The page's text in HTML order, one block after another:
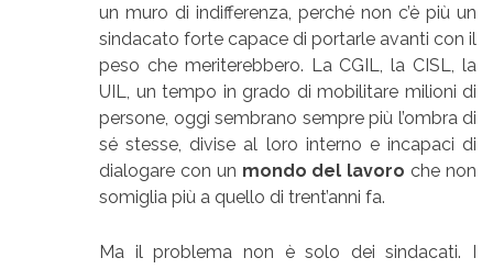
un muro di indifferenza, perché non c’è più un
sindacato forte capace di portarle avanti con il
peso che meriterebbero. La CGIL, la CISL, la
UIL, un tempo in grado di mobilitare milioni di
persone, oggi sembrano sempre più l’ombra di
sé stesse, divise al loro interno e incapaci di
dialogare con un mondo del lavoro che non
somiglia più a quello di trent’anni fa.
Ma il problema non è solo dei sindacati. I